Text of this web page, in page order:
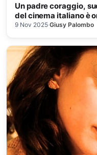
Un padre coraggio,
del cinema italiano è
9 Nov 2025·Giusy Palombo